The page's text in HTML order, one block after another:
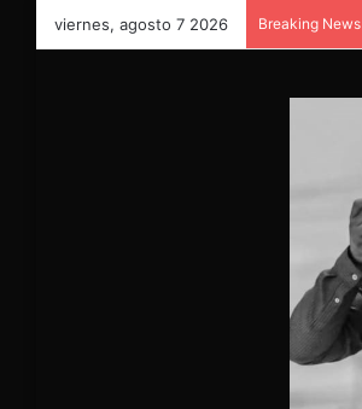
viernes, agosto 7 2026 Breaking News